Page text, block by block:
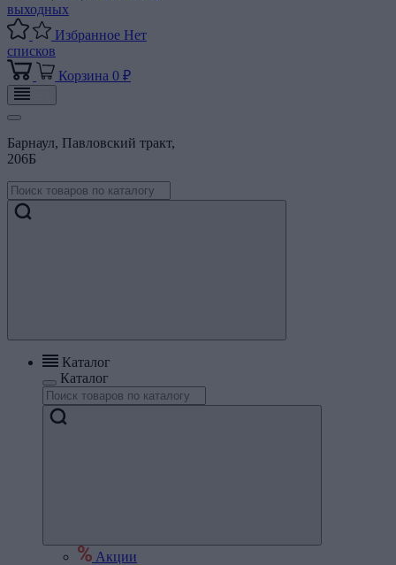
выходных
Избранное Нет
списков
Корзина 0 ₽
Барнаул, Павловский тракт,
206Б
Каталог
Каталог
Акции